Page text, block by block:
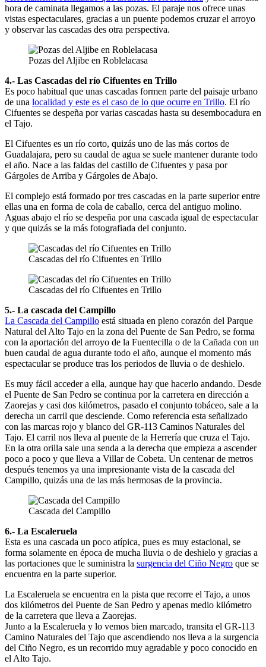
hora de caminata llegamos a las pozas. El paraje nos ofrece unas
vistas espectaculares, gracias a un puente podemos cruzar el arroyo
y observar las cascadas des otra perspectiva.
Pozas del Aljibe en Roblelacasa
4.- Las Cascadas del río Cifuentes en Trillo
Es poco habitual que unas cascadas formen parte del paisaje urbano
de una localidad y este es el caso de lo que ocurre en Trillo. El río
Cifuentes se despeña por varias cascadas hasta su desembocadura en
el Tajo.
El Cifuentes es un río corto, quizás uno de las más cortos de
Guadalajara, pero su caudal de agua se suele mantener durante todo
el año. Nace a las faldas del castillo de Cifuentes y pasa por
Gárgoles de Arriba y Gárgoles de Abajo.
El complejo está formado por tres cascadas en la parte superior entre
ellas una en forma de cola de caballo, cerca del antiguo molino.
Aguas abajo el río se despeña por una cascada igual de espectacular
y que quizás se la más fotografiada del conjunto.
Cascadas del río Cifuentes en Trillo
Cascadas del río Cifuentes en Trillo
5.- La cascada del Campillo
La Cascada del Campillo está situada en pleno corazón del Parque
Natural del Alto Tajo en la zona del Puente de San Pedro, se forma
con la aportación del arroyo de la Fuentecilla o de la Cañada con un
buen caudal de agua durante todo el año, aunque el momento más
espectacular se produce tras los periodos de lluvia o de deshielo.
Es muy fácil acceder a ella, aunque hay que hacerlo andando. Desde
el Puente de San Pedro se continua por la carretera en dirección a
Zaorejas y casi dos kilómetros, pasado el conjunto tobáceo, sale a la
derecha un carril que desciende. Como referencia esta señalizado
con las marcas rojo y blanco del GR-113 Caminos Naturales del
Tajo. El carril nos lleva al puente de la Herrería que cruza el Tajo.
En la otra orilla sale una senda a la derecha que empieza a ascender
poco a poco y que lleva a Villar de Cobeta. Un centenar de metros
después tenemos ya una impresionante vista de la cascada del
Campillo, quizás una de las más hermosas de la provincia.
Cascada del Campillo
6.- La Escaleruela
Esta es una cascada un poco atípica, pues es muy estacional, se
forma solamente en época de mucha lluvia o de deshielo y gracias a
las portaciones que le suministra la surgencia del Ciño Negro que se
encuentra en la parte superior.
La Escaleruela se encuentra en la pista que recorre el Tajo, a unos
dos kilómetros del Puente de San Pedro y apenas medio kilómetro
de la carretera que lleva a Zaorejas.
Junto a la Escaleruela y lo vemos bien marcado, transita el GR-113
Camino Naturales del Tajo que ascendiendo nos lleva a la surgencia
del Ciño Negro, es un recorrido muy agradable y poco conocido en
el Alto Tajo.